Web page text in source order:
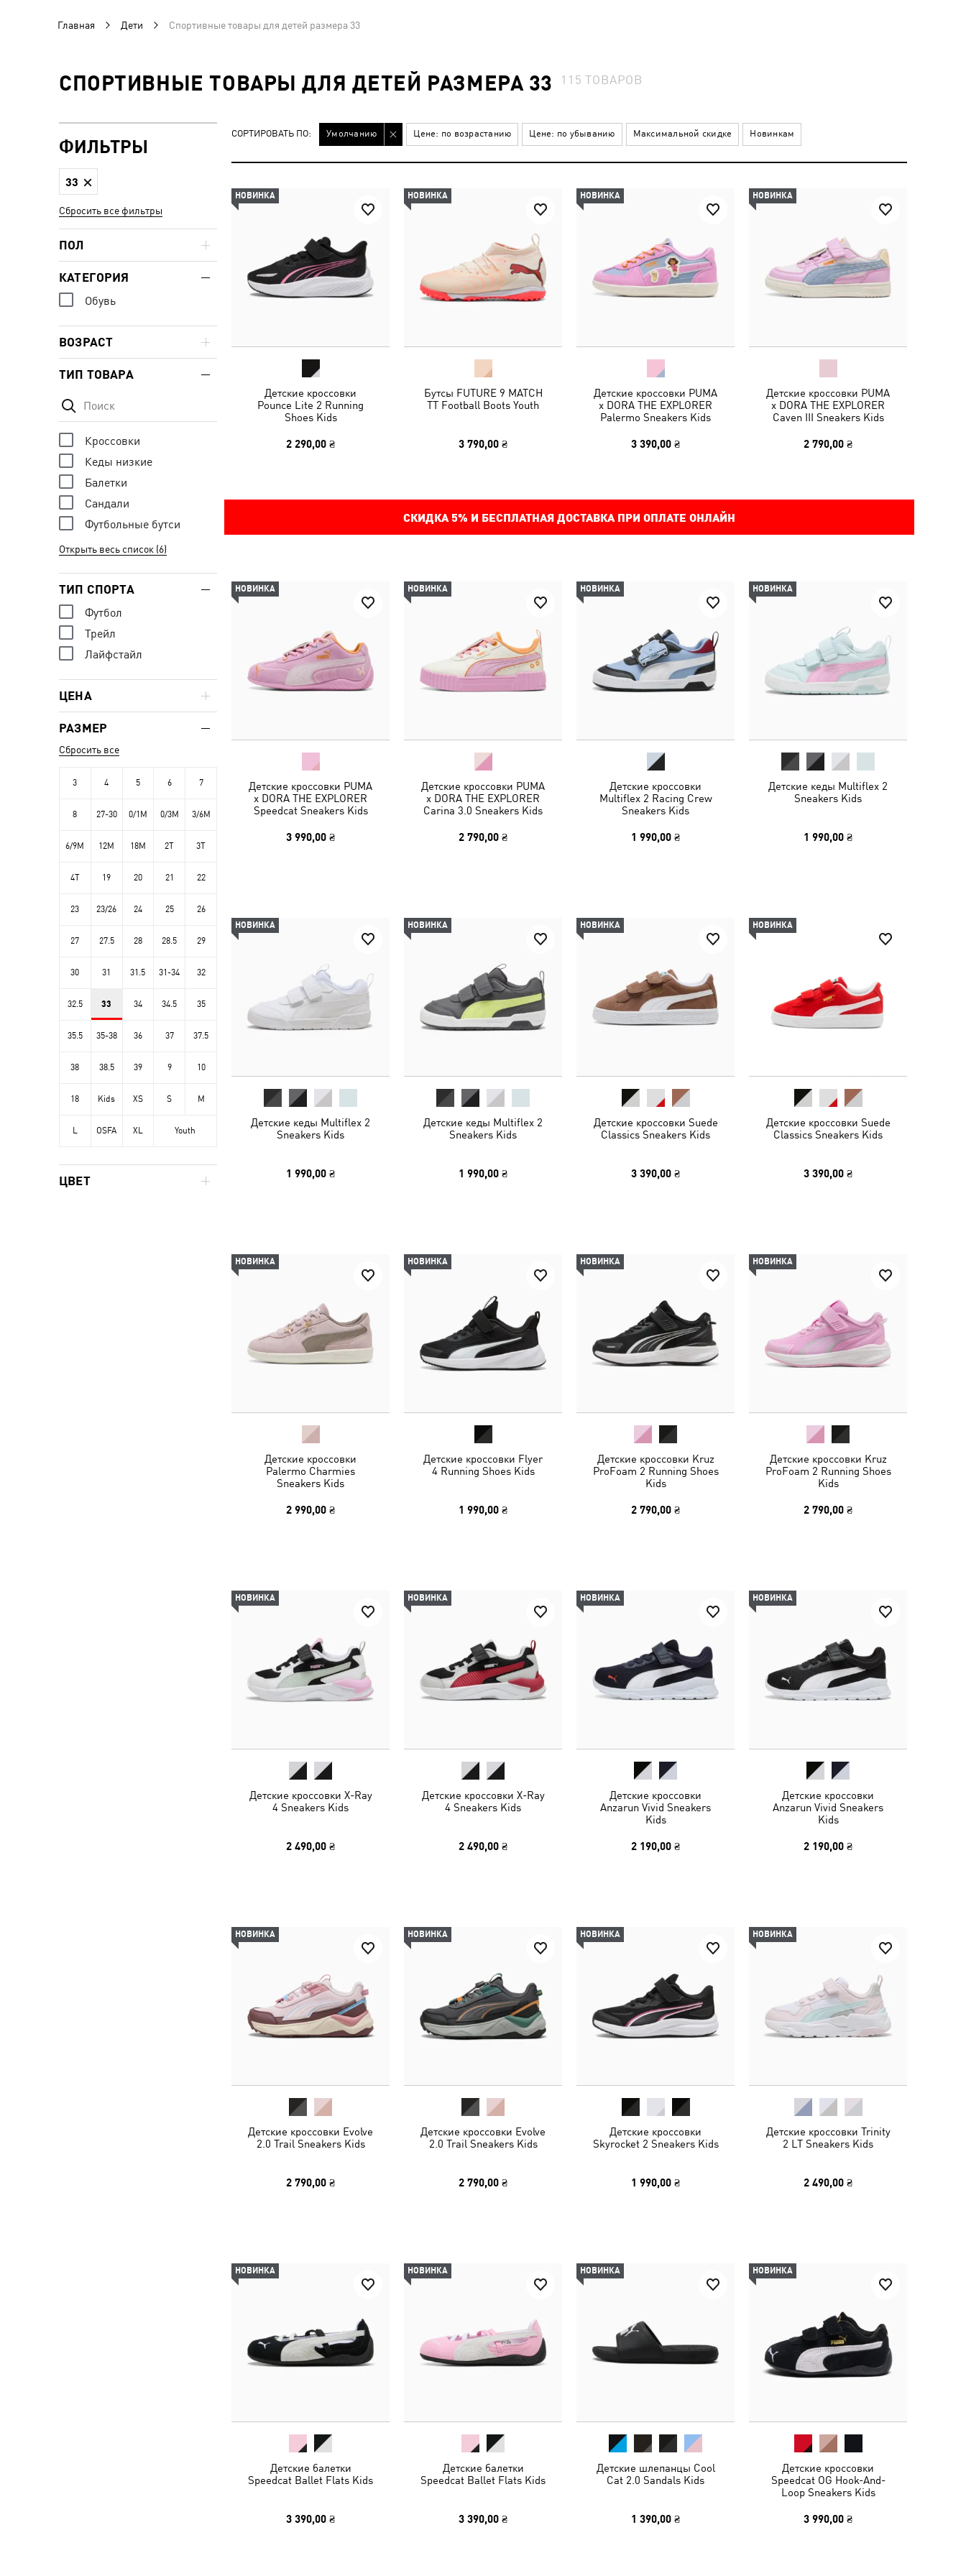
Главная Дети Спортивные товары для детей размера 33
СПОРТИВНЫЕ ТОВАРЫ ДЛЯ ДЕТЕЙ РАЗМЕРА 33 115ТОВАРОВ
СОРТИРОВАТЬ ПО: Умолчанию Цене: по возрастанию Цене: по убыванию Максимальной скидке Новинкам
НОВИНКА
Детские кроссовки
Pounce Lite 2 Running
Shoes Kids
2 290,00 ₴
НОВИНКА
Бутсы FUTURE 9 MATCH
TT Football Boots Youth
3 790,00 ₴
НОВИНКА
Детские кроссовки PUMA
x DORA THE EXPLORER
Palermo Sneakers Kids
3 390,00 ₴
НОВИНКА
Детские кроссовки PUMA
x DORA THE EXPLORER
Caven III Sneakers Kids
2 790,00 ₴
СКИДКА 5% И БЕСПЛАТНАЯ ДОСТАВКА ПРИ ОПЛАТЕ ОНЛАЙН
НОВИНКА
Детские кроссовки PUMA
x DORA THE EXPLORER
Speedcat Sneakers Kids
3 990,00 ₴
НОВИНКА
Детские кроссовки PUMA
x DORA THE EXPLORER
Carina 3.0 Sneakers Kids
2 790,00 ₴
НОВИНКА
Детские кроссовки
Multiflex 2 Racing Crew
Sneakers Kids
1 990,00 ₴
НОВИНКА
Детские кеды Multiflex 2
Sneakers Kids
1 990,00 ₴
НОВИНКА
Детские кеды Multiflex 2
Sneakers Kids
1 990,00 ₴
НОВИНКА
Детские кеды Multiflex 2
Sneakers Kids
1 990,00 ₴
НОВИНКА
Детские кроссовки Suede
Classics Sneakers Kids
3 390,00 ₴
НОВИНКА
Детские кроссовки Suede
Classics Sneakers Kids
3 390,00 ₴
НОВИНКА
Детские кроссовки
Palermo Charmies
Sneakers Kids
2 990,00 ₴
НОВИНКА
Детские кроссовки Flyer
4 Running Shoes Kids
1 990,00 ₴
НОВИНКА
Детские кроссовки Kruz
ProFoam 2 Running Shoes
Kids
2 790,00 ₴
НОВИНКА
Детские кроссовки Kruz
ProFoam 2 Running Shoes
Kids
2 790,00 ₴
НОВИНКА
Детские кроссовки X-Ray
4 Sneakers Kids
2 490,00 ₴
НОВИНКА
Детские кроссовки X-Ray
4 Sneakers Kids
2 490,00 ₴
НОВИНКА
Детские кроссовки
Anzarun Vivid Sneakers
Kids
2 190,00 ₴
НОВИНКА
Детские кроссовки
Anzarun Vivid Sneakers
Kids
2 190,00 ₴
НОВИНКА
Детские кроссовки Evolve
2.0 Trail Sneakers Kids
2 790,00 ₴
НОВИНКА
Детские кроссовки Evolve
2.0 Trail Sneakers Kids
2 790,00 ₴
НОВИНКА
Детские кроссовки
Skyrocket 2 Sneakers Kids
1 990,00 ₴
НОВИНКА
Детские кроссовки Trinity
2 LT Sneakers Kids
2 490,00 ₴
НОВИНКА
Детские балетки
Speedcat Ballet Flats Kids
3 390,00 ₴
НОВИНКА
Детские балетки
Speedcat Ballet Flats Kids
3 390,00 ₴
НОВИНКА
Детские шлепанцы Cool
Cat 2.0 Sandals Kids
1 390,00 ₴
НОВИНКА
Детские кроссовки
Speedcat OG Hook-And-
Loop Sneakers Kids
3 990,00 ₴
ФИЛЬТРЫ
33
Сбросить все фильтры
ПОЛ
КАТЕГОРИЯ
Обувь
ВОЗРАСТ
ТИП ТОВАРА
Кроссовки
Кеды низкие
Балетки
Сандали
Футбольные бутси
Открыть весь список (6)
ТИП СПОРТА
Футбол
Трейл
Лайфстайл
ЦЕНА
РАЗМЕР
Сбросить все
3 4 5 6 7
8 27-30 0/1M 0/3M 3/6M
6/9M 12M 18M 2T 3T
4T 19 20 21 22
23 23/26 24 25 26
27 27.5 28 28.5 29
30 31 31.5 31-34 32
32.5 33 34 34.5 35
35.5 35-38 36 37 37.5
38 38.5 39 9 10
18 Kids XS S M
L OSFA XL Youth
ЦВЕТ